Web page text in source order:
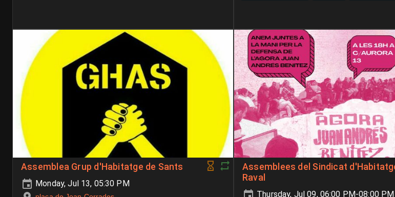
Assemblea Grup d'Habitatge de Sants
Monday, Jul 13, 05:30 PM
Assemblees del Sindicat
Raval
Thursday, Jul 09, 06:00 PM-08:00 PM